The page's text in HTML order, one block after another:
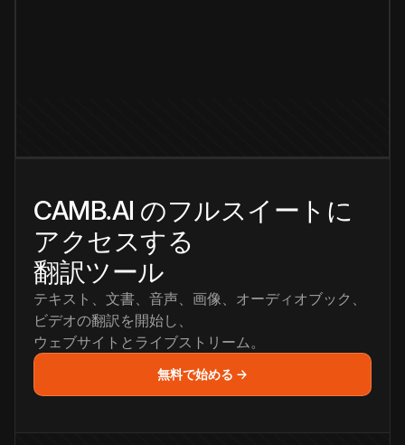
CAMB.AI のフルスイートに
アクセスする
翻訳ツール
テキスト、文書、音声、画像、オーディオブック、
ビデオの翻訳を開始し、
ウェブサイトとライブストリーム。
無料で始める →